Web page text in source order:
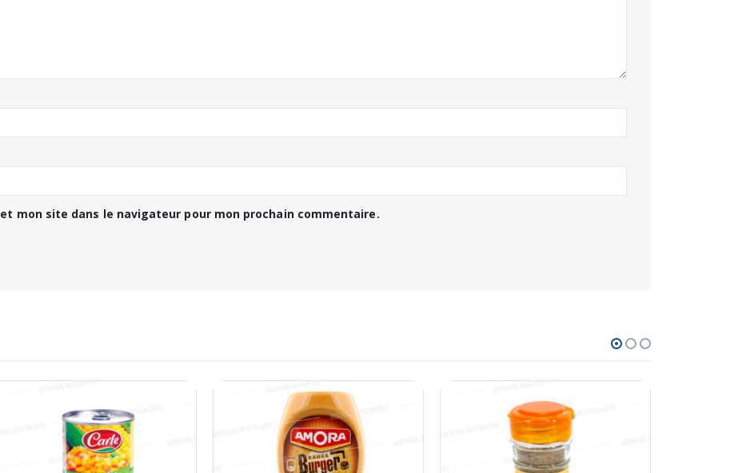
mon site dans le navigateur pour mon prochain commentaire.